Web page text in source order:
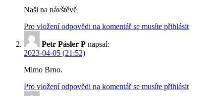
Naši na návštěvě
Pro vložení odpovědi na komentář se musíte přihlásit
Petr Pásler P napsal:
2023-04-05 (21:52)
Mimo Brno.
Pro vložení odpovědi na komentář se musíte přihlásit